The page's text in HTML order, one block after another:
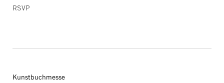
RSVP
Kunstbuchmesse